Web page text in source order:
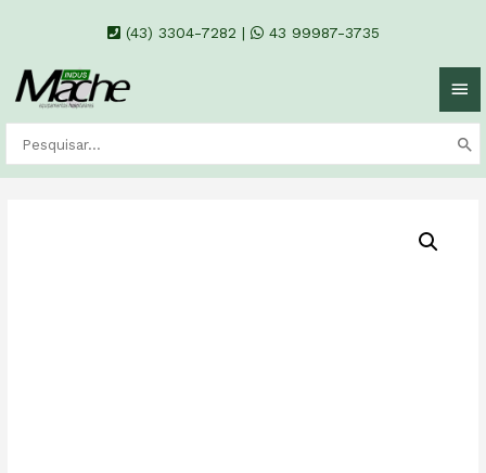
(43) 3304-7282 | 43 99987-3735